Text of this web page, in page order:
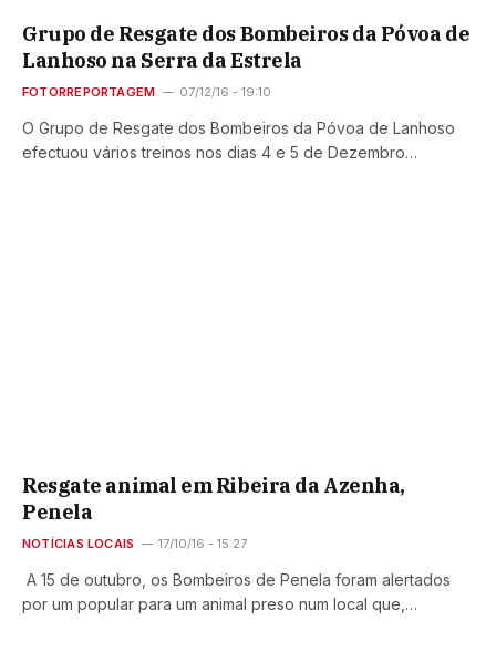
Grupo de Resgate dos Bombeiros da Póvoa de
Lanhoso na Serra da Estrela
FOTORREPORTAGEM 07/12/16 - 19:10
O Grupo de Resgate dos Bombeiros da Póvoa de Lanhoso
efectuou vários treinos nos dias 4 e 5 de Dezembro…
Resgate animal em Ribeira da Azenha,
Penela
NOTÍCIAS LOCAIS 17/10/16 - 15:27
A 15 de outubro, os Bombeiros de Penela foram alertados
por um popular para um animal preso num local que,…